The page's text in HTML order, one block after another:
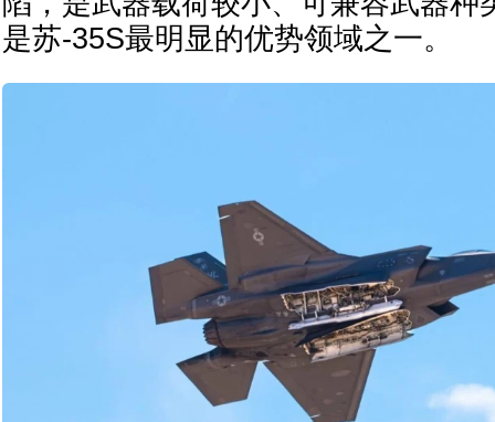
是苏-35S最明显的优势领域之一。